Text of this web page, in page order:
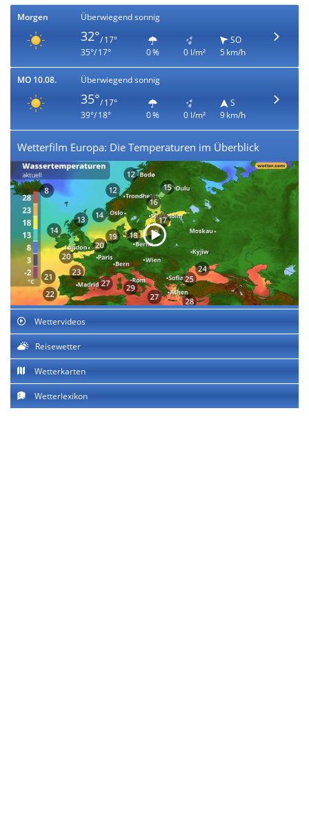
Morgen Überwiegend sonnig
32°/ 17°
35°/ 17°
0 % 0 l/m²
SO
5 km/h
MO 10.08. Überwiegend sonnig
35°/ 17°
39°/ 18°
0 % 0 l/m²
S
9 km/h
Wetterfilm Europa: Die Temperaturen im Überblick
Wettervideos
Reisewetter
Wetterkarten
Wetterlexikon